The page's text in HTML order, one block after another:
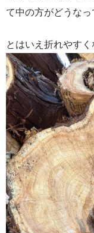
て中の方がどうなっ
とはいえ折れやすく